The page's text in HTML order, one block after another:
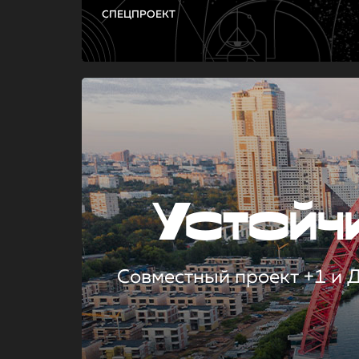
СПЕЦПРОЕКТ
Совместный проект +1 и